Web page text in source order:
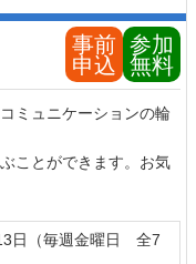
事前
申込
参加
無料
ミュニケーションの輪
ことができます。お気
日（毎週金曜日 全7